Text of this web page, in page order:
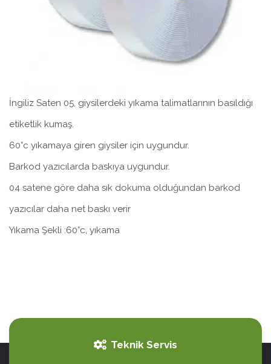
İngiliz Saten 05, giysilerdeki yıkama talimatlarının basıldığı
etiketlik kumaş.
60°c yıkamaya giren giysiler için uygundur.
Barkod yazıcılarda baskıya uygundur.
04 satene göre daha sık dokuma olduğundan barkod
yazıcılar daha net baskı verir
Yıkama Şekli :60°c, yıkama
Teknik Servis